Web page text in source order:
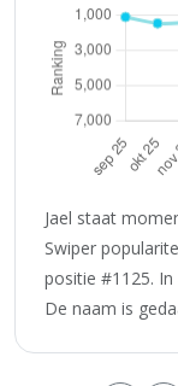
Jael staat
Swiper
positie #1125.
De naam is